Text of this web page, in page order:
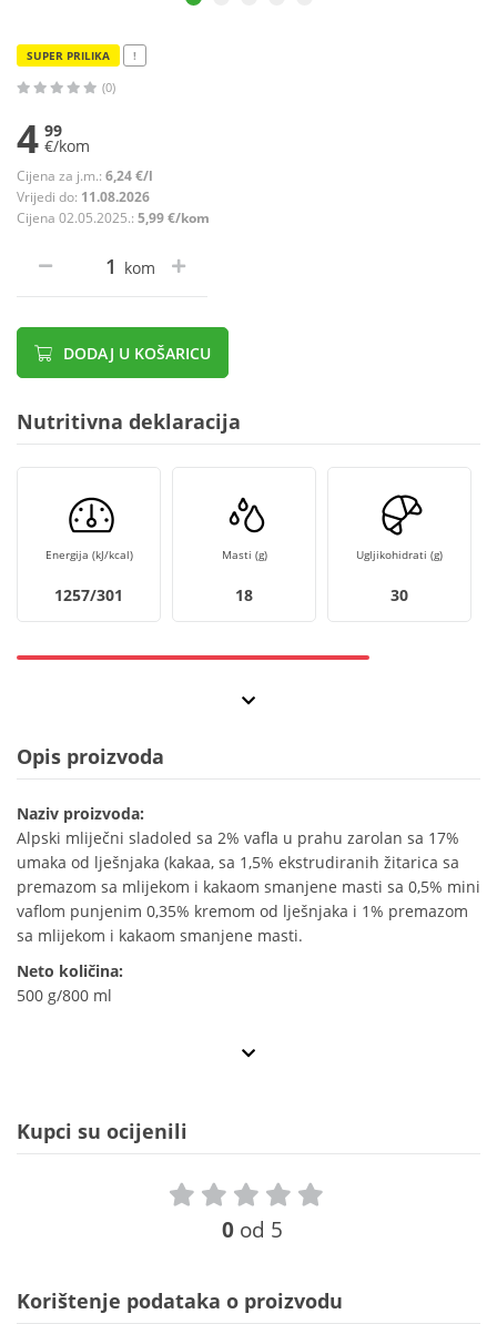
SUPER PRILIKA !
(0)
4 99
€/kom
Cijena za j.m.: 6,24 €/l
Vrijedi do: 11.08.2026
Cijena 02.05.2025.: 5,99 €/kom
kom
DODAJ U KOŠARICU
Nutritivna deklaracija
Energija (kJ/kcal)
1257/301
Masti (g)
18
Ugljikohidrati (g)
30
Opis proizvoda
Naziv proizvoda:
Alpski mliječni sladoled sa 2% vafla u prahu zarolan sa 17%
umaka od lješnjaka (kakaa, sa 1,5% ekstrudiranih žitarica sa
premazom sa mlijekom i kakaom smanjene masti sa 0,5% mini
vaflom punjenim 0,35% kremom od lješnjaka i 1% premazom
sa mlijekom i kakaom smanjene masti.
Neto količina:
500 g/800 ml
Kupci su ocijenili
0 od 5
Korištenje podataka o proizvodu